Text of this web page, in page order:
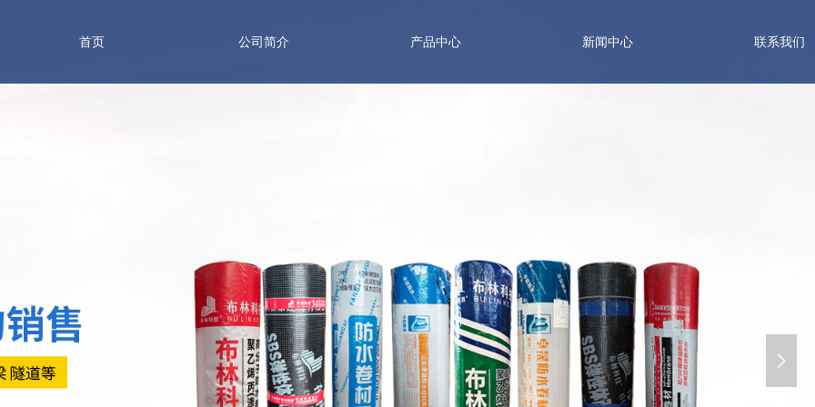
넲
首页 公司简介 产品中心 新闻中心 联系我们